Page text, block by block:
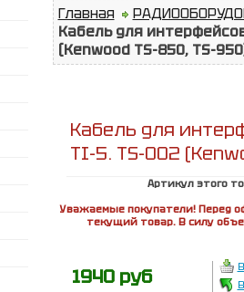
Главная
Кабель для
(Kenwood TS-850, TS-
Кабель для
TI-5. TS-002
Артикул этого
Уважаемые покупатели! Перед
текущий товар. В силу
1940 руб